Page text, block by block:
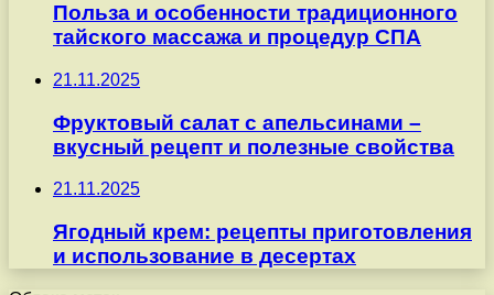
Польза и особенности традиционного
тайского массажа и процедур СПА
21.11.2025
Фруктовый салат с апельсинами –
вкусный рецепт и полезные свойства
21.11.2025
Ягодный крем: рецепты приготовления
и использование в десертах